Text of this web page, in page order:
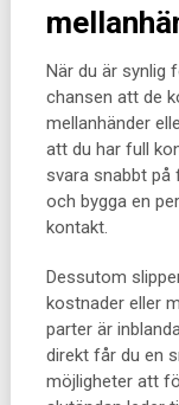
När du är synlig
chansen att de
mellanhänder
att du har full
svara snabbt på
och bygga en
kontakt.
Dessutom
kostnader eller
parter är
direkt får du en
möjligheter att